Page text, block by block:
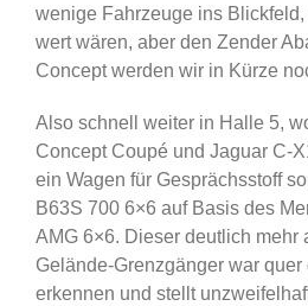
wenige Fahrzeuge ins
wert wären, aber den Zender
Concept werden wir in Kürze
Also schnell weiter in Halle 5,
Concept Coupé und Jaguar C-
ein Wagen für Gesprächsstoff
B63S 700 6×6 auf Basis des
AMG 6×6. Dieser deutlich mehr
Gelände-Grenzgänger war
erkennen und stellt